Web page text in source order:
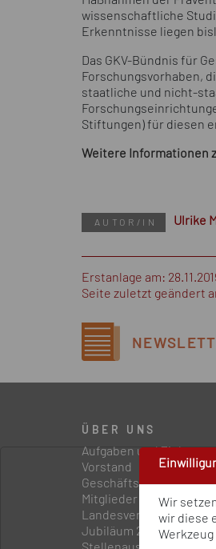
Wir
wir diese
wissenschaftliche
Erkenntnisse liegen
Das GKV-Bündnis für
Forschungsvorhaben,
staatliche und nicht-
Stiftungen) für diesen
Weitere Informationen
AUTOR/IN Ulrike
Erstanlage am:
Seite zuletzt geändert
ÜBER UNS
Aufgaben und Ziele
Vorstand
Geschäftsstelle
Mitglieder
Landesvereinigungen
Jubiläum 2024